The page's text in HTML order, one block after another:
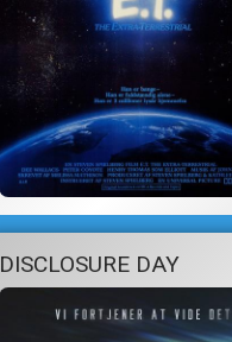
DISCLOSURE DAY